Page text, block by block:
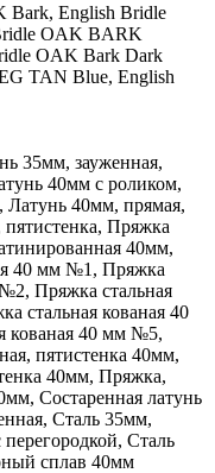
Bark, English Bridle
OAK BARK
OAK Bark Dark
TAN Blue, English
35мм, зауженная,
40мм с роликом,
Латунь 40мм, прямая,
Пряжка
40мм,
40 мм №1, Пряжка
Пряжка стальная
стальная кованая 40
кованая 40 мм №5,
пятистенка 40мм,
40мм, Пряжка,
Состаренная латунь
Сталь 35мм,
Сталь
сплав 40мм